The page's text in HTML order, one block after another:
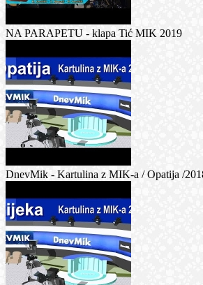
NA PARAPETU - klapa Tić MIK 2019
DnevMik - Kartulina z MIK-a / Opatija /